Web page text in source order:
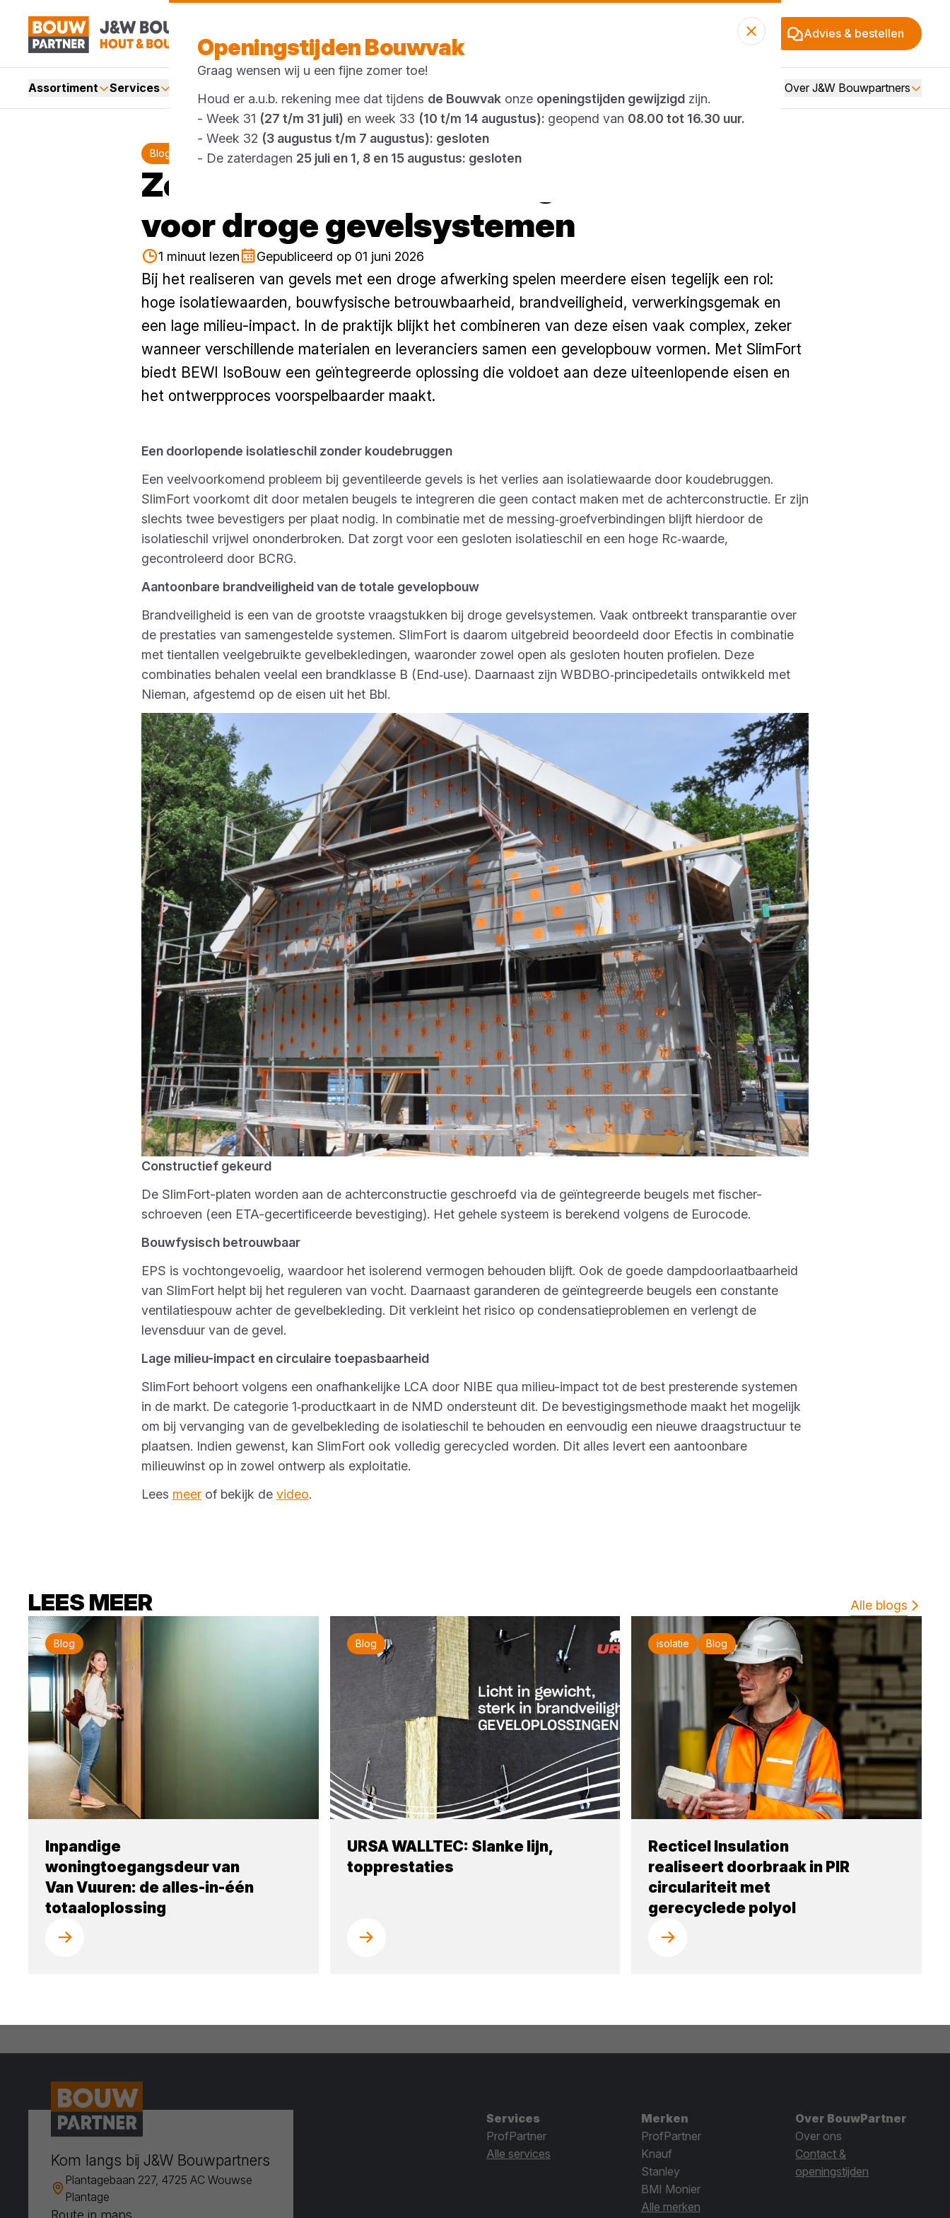
Advies & bestellen
Assortiment Services Over J&W Bouwpartners
Blog
Zekerheid met SlimFort gevelisolatie
voor droge gevelsystemen
1 minuut lezen Gepubliceerd op 01 juni 2026
Bij het realiseren van gevels met een droge afwerking spelen meerdere eisen tegelijk een rol:
hoge isolatiewaarden, bouwfysische betrouwbaarheid, brandveiligheid, verwerkingsgemak en
een lage milieu-impact. In de praktijk blijkt het combineren van deze eisen vaak complex, zeker
wanneer verschillende materialen en leveranciers samen een gevelopbouw vormen. Met SlimFort
biedt BEWI IsoBouw een geïntegreerde oplossing die voldoet aan deze uiteenlopende eisen en
het ontwerpproces voorspelbaarder maakt.
Een doorlopende isolatieschil zonder koudebruggen
Een veelvoorkomend probleem bij geventileerde gevels is het verlies aan isolatiewaarde door koudebruggen.
SlimFort voorkomt dit door metalen beugels te integreren die geen contact maken met de achterconstructie. Er zijn
slechts twee bevestigers per plaat nodig. In combinatie met de messing‑groefverbindingen blijft hierdoor de
isolatieschil vrijwel ononderbroken. Dat zorgt voor een gesloten isolatieschil en een hoge Rc‑waarde,
gecontroleerd door BCRG.
Aantoonbare brandveiligheid van de totale gevelopbouw
Brandveiligheid is een van de grootste vraagstukken bij droge gevelsystemen. Vaak ontbreekt transparantie over
de prestaties van samengestelde systemen. SlimFort is daarom uitgebreid beoordeeld door Efectis in combinatie
met tientallen veelgebruikte gevelbekledingen, waaronder zowel open als gesloten houten profielen. Deze
combinaties behalen veelal een brandklasse B (End‑use). Daarnaast zijn WBDBO‑principedetails ontwikkeld met
Nieman, afgestemd op de eisen uit het Bbl.
Constructief gekeurd
De SlimFort-platen worden aan de achterconstructie geschroefd via de geïntegreerde beugels met fischer-
schroeven (een ETA-gecertificeerde bevestiging). Het gehele systeem is berekend volgens de Eurocode.
Bouwfysisch betrouwbaar
EPS is vochtongevoelig, waardoor het isolerend vermogen behouden blijft. Ook de goede dampdoorlaatbaarheid
van SlimFort helpt bij het reguleren van vocht. Daarnaast garanderen de geïntegreerde beugels een constante
ventilatiespouw achter de gevelbekleding. Dit verkleint het risico op condensatieproblemen en verlengt de
levensduur van de gevel.
Lage milieu-impact en circulaire toepasbaarheid
SlimFort behoort volgens een onafhankelijke LCA door NIBE qua milieu-impact tot de best presterende systemen
in de markt. De categorie 1‑productkaart in de NMD ondersteunt dit. De bevestigingsmethode maakt het mogelijk
om bij vervanging van de gevelbekleding de isolatieschil te behouden en eenvoudig een nieuwe draagstructuur te
plaatsen. Indien gewenst, kan SlimFort ook volledig gerecycled worden. Dit alles levert een aantoonbare
milieuwinst op in zowel ontwerp als exploitatie.
Lees meer of bekijk de video.
LEES MEER Alle blogs
Blog
Inpandige
woningtoegangsdeur van
Van Vuuren: de alles-in-één
totaaloplossing
Blog
URSA WALLTEC: Slanke lijn,
topprestaties
isolatie Blog
Recticel Insulation
realiseert doorbraak in PIR
circulariteit met
gerecyclede polyol
Openingstijden Bouwvak
Graag wensen wij u een fijne zomer toe!
Houd er a.u.b. rekening mee dat tijdens de Bouwvak onze openingstijden gewijzigd zijn.
- Week 31 (27 t/m 31 juli) en week 33 (10 t/m 14 augustus): geopend van 08.00 tot 16.30 uur.
- Week 32 (3 augustus t/m 7 augustus): gesloten
- De zaterdagen 25 juli en 1, 8 en 15 augustus: gesloten
Kom langs bij J&W Bouwpartners
Plantagebaan 227, 4725 AC Wouwse
Plantage
Route in maps
Services
ProfPartner
Alle services
Merken
ProfPartner
Knauf
Stanley
BMI Monier
Alle merken
Over BouwPartner
Over ons
Contact &
openingstijden